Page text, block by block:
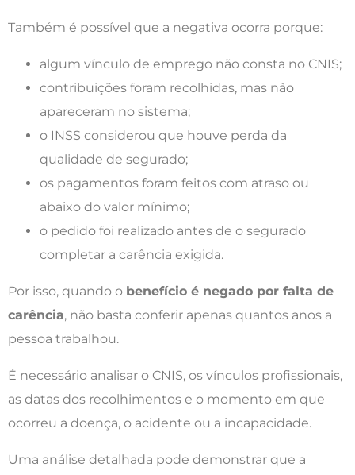
Também é possível que a negativa ocorra porque:
algum vínculo de emprego não consta no CNIS;
contribuições foram recolhidas, mas não
apareceram no sistema;
o INSS considerou que houve perda da
qualidade de segurado;
os pagamentos foram feitos com atraso ou
abaixo do valor mínimo;
o pedido foi realizado antes de o segurado
completar a carência exigida.
Por isso, quando o benefício é negado por falta de
carência, não basta conferir apenas quantos anos a
pessoa trabalhou.
É necessário analisar o CNIS, os vínculos profissionais,
as datas dos recolhimentos e o momento em que
ocorreu a doença, o acidente ou a incapacidade.
Uma análise detalhada pode demonstrar que a